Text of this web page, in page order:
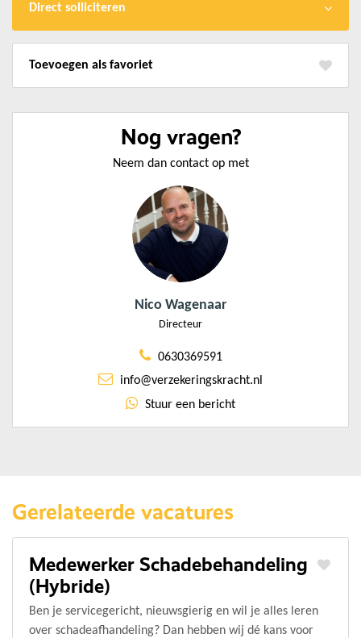
Direct solliciteren
favoriet
Nog vragen?
Neem dan contact op met
Nico Wagenaar
Directeur
0630369591
info@verzekeringskracht.nl
Stuur een bericht
Gerelateerde vacatures
Medewerker Schadebehandeling
(Hybride)
Ben je servicegericht, nieuwsgierig en wil je alles leren
over schadeafhandeling? Dan hebben wij dé kans voor